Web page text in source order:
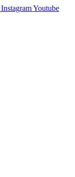
InstagramYoutube